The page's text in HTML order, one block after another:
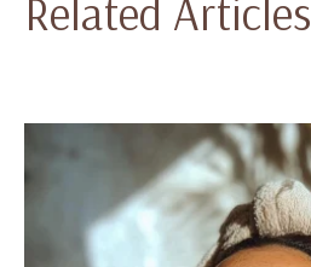
Related Articles